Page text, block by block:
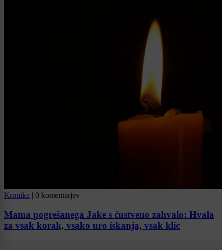
Kronika | 0 komentarjev
Mama pogrešanega Jake s čustveno zahvalo: Hvala
za vsak korak, vsako uro iskanja, vsak klic